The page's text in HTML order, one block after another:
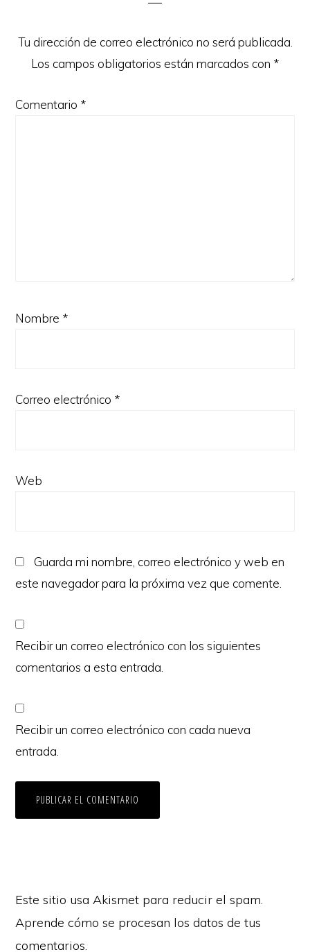
lectores
Tu dirección de correo electrónico no será publicada.
Los campos obligatorios están marcados con *
Comentario *
Nombre *
Correo electrónico *
Web
Guarda mi nombre, correo electrónico y web en
este navegador para la próxima vez que comente.
Recibir un correo electrónico con los siguientes
comentarios a esta entrada.
Recibir un correo electrónico con cada nueva
entrada.
Este sitio usa Akismet para reducir el spam.
Aprende cómo se procesan los datos de tus
comentarios.